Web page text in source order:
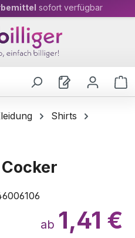
sofort verfügbar
& schnelle Lieferung
Shirts
ab 1,41 €